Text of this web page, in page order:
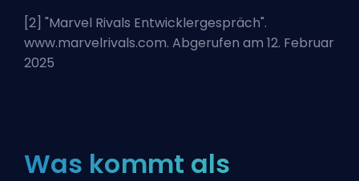
[2] "Marvel Rivals Entwicklergespräch".
www.marvelrivals.com. Abgerufen am 12. Februar
2025
Was kommt als